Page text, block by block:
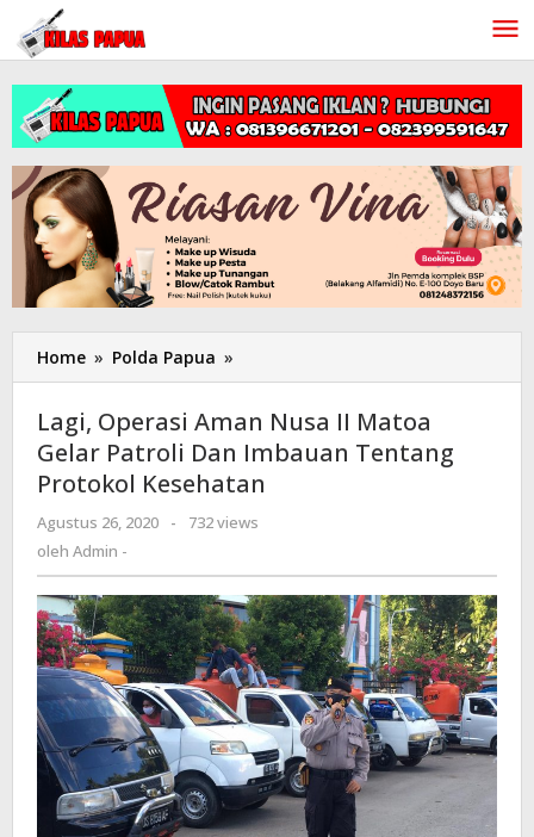
Lewati
konten
Home » Polda Papua »
Operasi
Nusa
II
Matoa
Patroli
Imbauan
Tentang
Protokol
Kesehatan
Lagi, Operasi Aman Nusa II Matoa
Gelar Patroli Dan Imbauan Tentang
Protokol Kesehatan
Agustus 26, 2020
oleh
-
732 views
oleh Admin -